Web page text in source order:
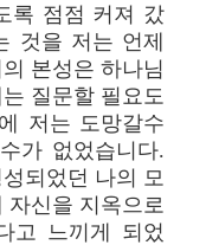
록 점점 커져 갔
것을 저는 언제
본성은 하나님
질문할 필요도
저는 도망갈수
가 없었습니다.
되었던 나의 모
자신을 지옥으로
고 느끼게 되었